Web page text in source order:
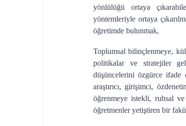
yönlülüğü ortaya
yöntemleriyle ortaya
öğretimde bulunmak,
Toplumsal bilinçlenmeye,
politikalar ve stratejiler
düşüncelerini özgürce ifade
araştırıcı, girişimci,
öğrenmeye istekli, ruhsal
öğretmenler yetiştiren bir